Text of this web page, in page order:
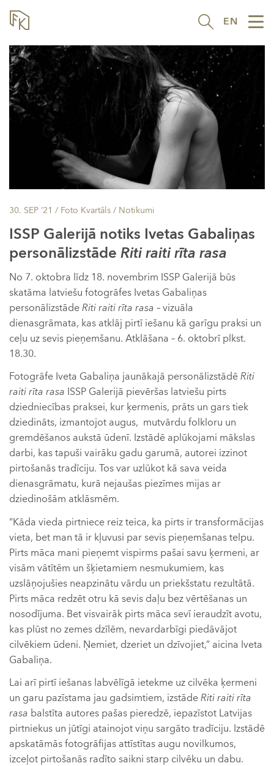
EN
30. SEP ’21 / Foto Kvartāls / Notikumi
ISSP Galerijā notiks Ivetas Gabaliņas
personālizstāde Riti raiti rīta rasa
No 7. oktobra līdz 18. novembrim ISSP Galerijā būs
skatāma latviešu fotogrāfes Ivetas Gabaliņas
personālizstādeRiti raiti rīta rasa – vizuāla
dienasgrāmata, kas atklāj pirtī iešanu kā garīgu praksi un
ceļu uz sevis pieņemšanu. Atklāšana – 6. oktobrī plkst.
18.30.
Fotogrāfe Iveta Gabaliņa jaunākajā personālizstādēRiti
raiti rīta rasa ISSP Galerijā pievēršas latviešu pirts
dziedniecības praksei, kur ķermenis, prāts un gars tiek
dziedināts, izmantojot augus, mutvārdu folkloru un
gremdēšanos aukstā ūdenī. Izstādē aplūkojami mākslas
darbi, kas tapuši vairāku gadu garumā, autorei izzinot
pirtošanās tradīciju. Tos var uzlūkot kā sava veida
dienasgrāmatu, kurā nejaušas piezīmes mijas ar
dziedinošām atklāsmēm.
“Kāda vieda pirtniece reiz teica, ka pirts ir transformācijas
vieta, bet man tā ir kļuvusi par sevis pieņemšanas telpu.
Pirts māca mani pieņemt vispirms pašai savu ķermeni, ar
visām vātītēm un šķietamiem nesmukumiem, kas
uzslāņojušies neapzinātu vārdu un priekšstatu rezultātā.
Pirts māca redzēt otru kā sevis daļu bez vērtēšanas un
nosodījuma. Bet visvairāk pirts māca sevī ieraudzīt avotu,
kas plūst no zemes dzīlēm, nevardarbīgi piedāvājot
cilvēkiem ūdeni. Ņemiet, dzeriet un dzīvojiet,” aicina Iveta
Gabaliņa.
Lai arī pirtī iešanas labvēlīgā ietekme uz cilvēka ķermeni
un garu pazīstama jau gadsimtiem, izstādeRiti raiti rīta
rasa balstīta autores pašas pieredzē, iepazīstot Latvijas
pirtniekus un jūtīgi atainojot viņu sargāto tradīciju. Izstādē
apskatāmās fotogrāfijas attīstītas augu novilkumos,
izceļot pirtošanās radīto saikni starp cilvēku un dabu.